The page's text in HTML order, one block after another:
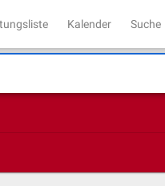
Kalender Suche